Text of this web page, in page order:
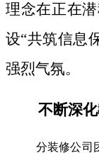
理念在正在
设“共筑信息
强烈气氛。
不断深
分装修公司